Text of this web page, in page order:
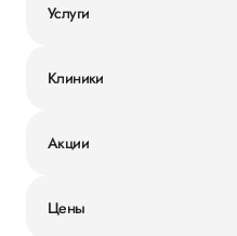
Услуги
Клиники
Акции
Цены